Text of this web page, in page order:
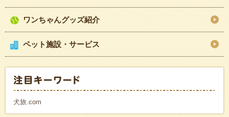
ワンちゃんグッズ紹介
ペット施設・サービス
犬旅.com